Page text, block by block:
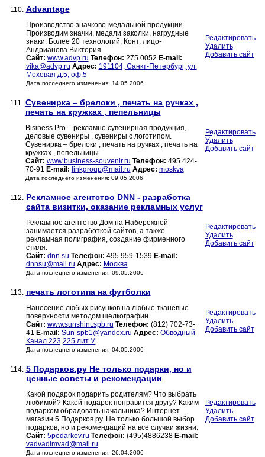
110. Advantage
Производство значково-медальной продукции.
Производим значки, медали заколки, нагрудные
знаки. Более 20 технологий. Конт. лицо-
Андрианова Виктория
Сайт: www.advp.ru Телефон: 275 0052 E-mail:
vika@advp.ru Адрес: 191104, Санкт-Петербург, ул.
Моховая д.5, оф.5
Дата последнего изменения: 14.05.2006
Редактировать
Удалить
Добавить сайт
111. Сувенирка – брелоки , печать на ручках ,
печать на кружках , пепельницы
Bisiness Pro – рекламно сувенирная продукция,
деловые сувениры , сувениры с логотипом.
Сувенирка – брелоки , печать на ручках , печать на
кружках , пепельницы
Сайт: www.business-souvenir.ru Телефон: 495 424-
70-91 E-mail: linkgroup@mail.ru Адрес: moskva
Дата последнего изменения: 09.05.2006
Редактировать
Удалить
Добавить сайт
112. Рекламное агентство DNN - разработка
сайта визитки, оказание рекламных услуг
Рекламное агентство Дом на Набережной
занимается разработкой сайтов, а также
рекламная полиграфия, создание фирменного
стиля.
Сайт: dnn.su Телефон: 495 959-1539 E-mail:
dnnsu@mail.ru Адрес: Москва
Дата последнего изменения: 09.05.2006
Редактировать
Удалить
Добавить сайт
113. печать логотипа на футболки
Нанесение любых рисунков на любые тканевые
поверхности методом шелкографии
Сайт: www.sunshint.spb.ru Телефон: (812) 702-73-
41 E-mail: Sun-spb1@yandex.ru Адрес: Обводный
Канал 223,225 лит.М
Дата последнего изменения: 04.05.2006
Редактировать
Удалить
Добавить сайт
114. 5 Подарков.ру Не только подарки, но и
ценные советы и рекомендации
Какой подарок подарить родителям? Что выбрать
любимой? Какой подарок понравится другу? Каким
подарком обрадовать начальника? Интернет
магазин 5 Подарков.ру. Не только большой выбор
подарков, но и рекомендаций на все случаи жизни.
Сайт: 5podarkov.ru Телефон: (495)4886238 E-mail:
vadvadimvad@mail.ru
Дата последнего изменения: 26.04.2006
Редактировать
Удалить
Добавить сайт